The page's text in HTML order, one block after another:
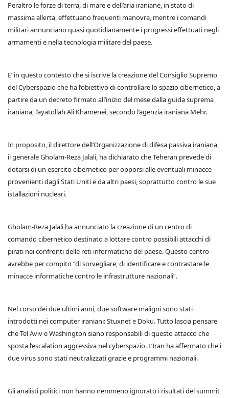
Peraltro le forze di terra, di mare e dell’aria iraniane, in stato di
massima allerta, effettuano frequenti manovre, mentre i comandi
militari annunciano quasi quotidianamente i progressi effettuati negli
armamenti e nella tecnologia militare del paese.
E’ in questo contesto che si iscrive la creazione del Consiglio Supremo
del Cyberspazio che ha l’obiettivo di controllare lo spazio cibernetico, a
partire da un decreto firmato all’inizio del mese dalla guida suprema
iraniana, l’ayatollah Ali Khamenei, secondo l’agenzia iraniana Mehr.
In proposito, il direttore dell’Organizzazione di difesa passiva iraniana,
il generale Gholam-Reza Jalali, ha dichiarato che Teheran prevede di
dotarsi di un esercito cibernetico per opporsi alle eventuali minacce
provenienti dagli Stati Uniti e da altri paesi, soprattutto contro le sue
istallazioni nucleari.
Gholam-Reza Jalali ha annunciato la creazione di un centro di
comando cibernetico destinato a lottare contro possibili attacchi di
pirati nei confronti delle reti informatiche del paese. Questo centro
avrebbe per compito “di sorvegliare, di identificare e contrastare le
minacce informatiche contro le infrastrutture nazionali”.
Nel corso dei due ultimi anni, due software maligni sono stati
introdotti nei computer iraniani: Stuxnet e Doku. Tutto lascia pensare
che Tel Aviv e Washington siano responsabili di questo attacco che
sposta l’escalation aggressiva nel cyberspazio. L’Iran ha affermato che i
due virus sono stati neutralizzati grazie e programmi nazionali.
Gli analisti politici non hanno nemmeno ignorato i risultati del summit